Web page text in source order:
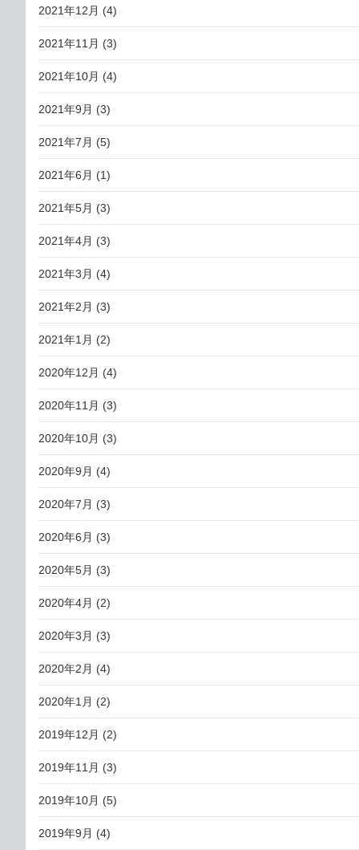
2021年12月 (4)
2021年11月 (3)
2021年10月 (4)
2021年9月 (3)
2021年7月 (5)
2021年6月 (1)
2021年5月 (3)
2021年4月 (3)
2021年3月 (4)
2021年2月 (3)
2021年1月 (2)
2020年12月 (4)
2020年11月 (3)
2020年10月 (3)
2020年9月 (4)
2020年7月 (3)
2020年6月 (3)
2020年5月 (3)
2020年4月 (2)
2020年3月 (3)
2020年2月 (4)
2020年1月 (2)
2019年12月 (2)
2019年11月 (3)
2019年10月 (5)
2019年9月 (4)